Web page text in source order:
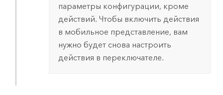
параметры конфигурации, кроме
действий. Чтобы включить действия
в мобильное представление, вам
нужно будет снова настроить
действия в переключателе.